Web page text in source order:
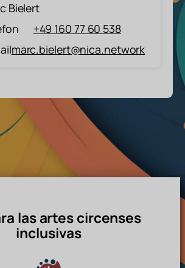
Bielert
+49 160 77 60 538
marc.bielert@nica.network
las artes circenses
inclusivas